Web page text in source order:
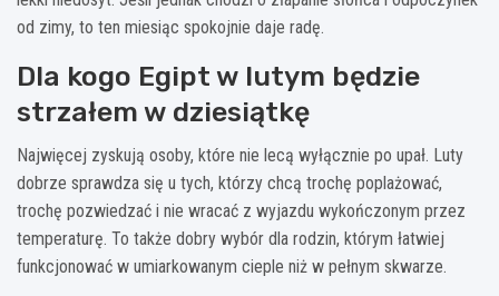
od zimy, to ten miesiąc spokojnie daje radę.
Dla kogo Egipt w lutym będzie
strzałem w dziesiątkę
Najwięcej zyskują osoby, które nie lecą wyłącznie po upał. Luty
dobrze sprawdza się u tych, którzy chcą trochę poplażować,
trochę pozwiedzać i nie wracać z wyjazdu wykończonym przez
temperaturę. To także dobry wybór dla rodzin, którym łatwiej
funkcjonować w umiarkowanym cieple niż w pełnym skwarze.